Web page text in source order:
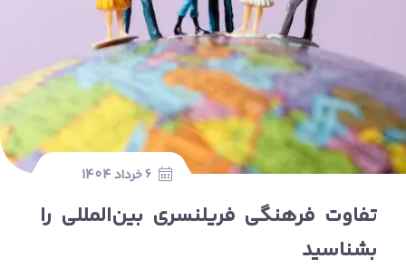
6 خرداد 1404
تفاوت فرهنگی فریلنسری بین‌المللی را
بشناسید